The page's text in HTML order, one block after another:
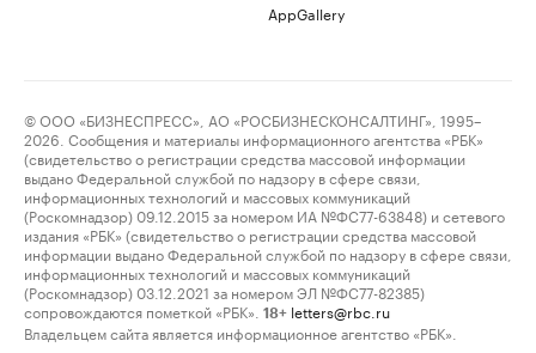
AppGallery
© ООО «БИЗНЕСПРЕСС», АО «РОСБИЗНЕСКОНСАЛТИНГ», 1995–
2026. Сообщения и материалы информационного агентства «РБК»
(свидетельство о регистрации средства массовой информации
выдано Федеральной службой по надзору в сфере связи,
информационных технологий и массовых коммуникаций
(Роскомнадзор) 09.12.2015 за номером ИА №ФС77-63848) и сетевого
издания «РБК» (свидетельство о регистрации средства массовой
информации выдано Федеральной службой по надзору в сфере связи,
информационных технологий и массовых коммуникаций
(Роскомнадзор) 03.12.2021 за номером ЭЛ №ФС77-82385)
сопровождаются пометкой «РБК».
18+ letters@rbc.ru
Владельцем сайта является информационное агентство «РБК».